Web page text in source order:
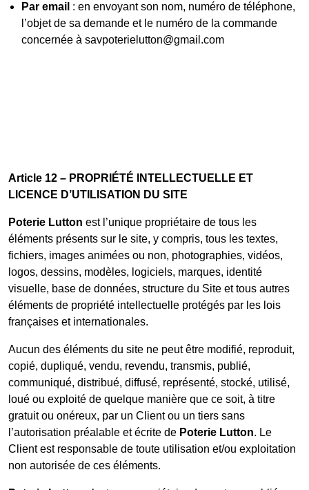
Par email : en envoyant son nom, numéro de téléphone,
l’objet de sa demande et le numéro de la commande
concernée à savpoterielutton@gmail.com
Article 12 – PROPRIÉTÉ INTELLECTUELLE ET
LICENCE D’UTILISATION DU SITE
Poterie Lutton est l’unique propriétaire de tous les
éléments présents sur le site, y compris, tous les textes,
fichiers, images animées ou non, photographies, vidéos,
logos, dessins, modèles, logiciels, marques, identité
visuelle, base de données, structure du Site et tous autres
éléments de propriété intellectuelle protégés par les lois
françaises et internationales.
Aucun des éléments du site ne peut être modifié, reproduit,
copié, dupliqué, vendu, revendu, transmis, publié,
communiqué, distribué, diffusé, représenté, stocké, utilisé,
loué ou exploité de quelque manière que ce soit, à titre
gratuit ou onéreux, par un Client ou un tiers sans
l’autorisation préalable et écrite de Poterie Lutton. Le
Client est responsable de toute utilisation et/ou exploitation
non autorisée de ces éléments.